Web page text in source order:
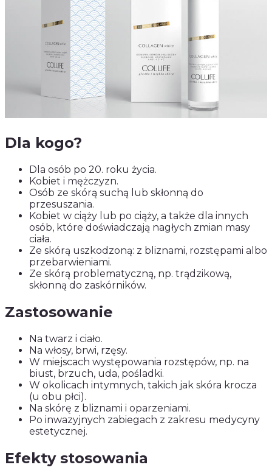
Dla kogo?
Dla osób po 20. roku życia.
Kobiet i mężczyzn.
Osób ze skórą suchą lub skłonną do
przesuszania.
Kobiet w ciąży lub po ciąży, a także dla innych
osób, które doświadczają nagłych zmian masy
ciała.
Ze skórą uszkodzoną: z bliznami, rozstępami albo
przebarwieniami.
Ze skórą problematyczną, np. trądzikową,
skłonną do zaskórników.
Zastosowanie
Na twarz i ciało.
Na włosy, brwi, rzęsy.
W miejscach występowania rozstępów, np. na
biust, brzuch, uda, pośladki.
W okolicach intymnych, takich jak skóra krocza
(u obu płci).
Na skórę z bliznami i oparzeniami.
Po inwazyjnych zabiegach z zakresu medycyny
estetycznej.
Efekty stosowania